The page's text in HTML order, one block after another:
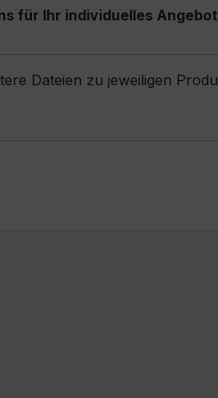
für Ihr individuelles
Dateien zu jeweiligen